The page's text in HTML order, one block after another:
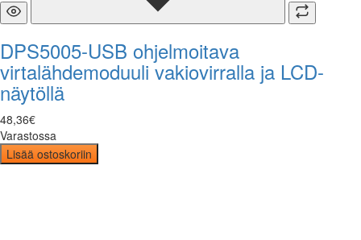
DPS5005-USB ohjelmoitava
virtalähdemoduuli vakiovirralla ja LCD-
näytöllä
48,36€
Varastossa
Lisää ostoskoriin